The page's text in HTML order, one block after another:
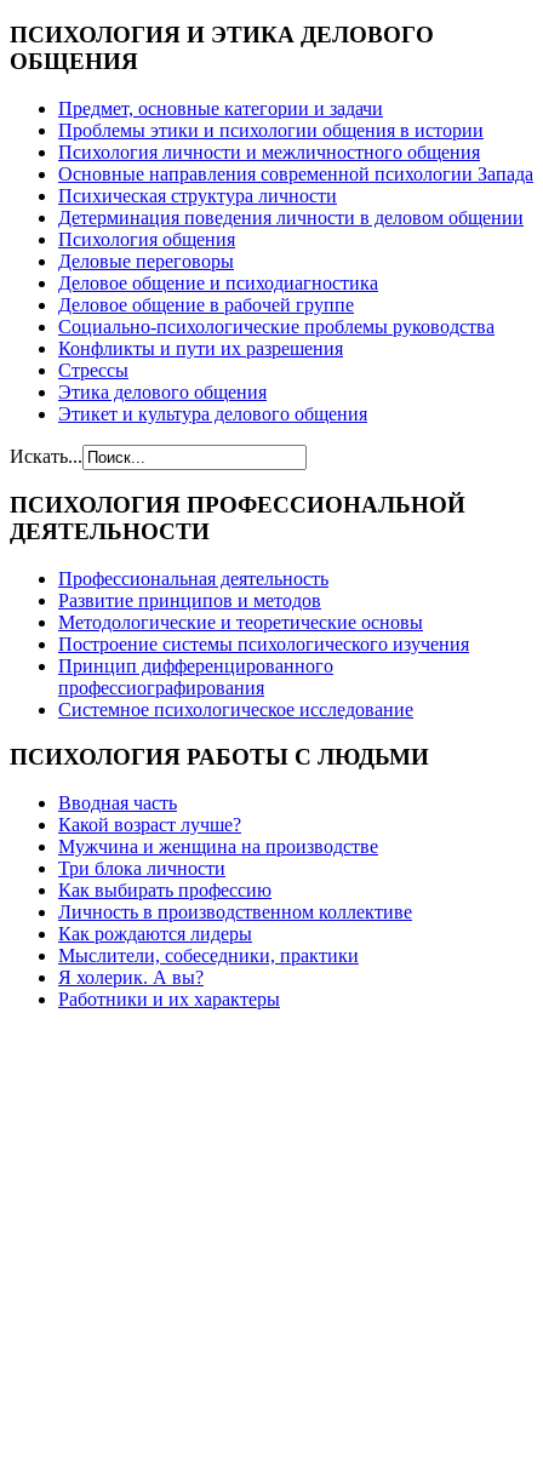
ПСИХОЛОГИЯ И ЭТИКА ДЕЛОВОГО
ОБЩЕНИЯ
Предмет, основные категории и задачи
Проблемы этики и психологии общения в истории
Психология личности и межличностного общения
Основные направления современной психологии Запада
Психическая структура личности
Детерминация поведения личности в деловом общении
Психология общения
Деловые переговоры
Деловое общение и психодиагностика
Деловое общение в рабочей группе
Cоциально-психологические проблемы руководства
Конфликты и пути их разрешения
Стрессы
Этика делового общения
Этикет и культура делового общения
Искать...
ПСИХОЛОГИЯ ПРОФЕССИОНАЛЬНОЙ
ДЕЯТЕЛЬНОСТИ
Профессиональная деятельность
Развитие принципов и методов
Методологические и теоретические основы
Построение системы психологического изучения
Принцип дифференцированного
профессиографирования
Системное психологическое исследование
ПСИХОЛОГИЯ РАБОТЫ С ЛЮДЬМИ
Вводная часть
Какой возраст лучше?
Мужчина и женщина на производстве
Три блока личности
Как выбирать профессию
Личность в производственном коллективе
Как рождаются лидеры
Мыслители, собеседники, практики
Я холерик. А вы?
Работники и их характеры